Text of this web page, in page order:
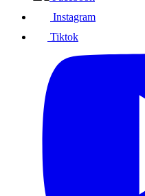
Instagram
Tiktok